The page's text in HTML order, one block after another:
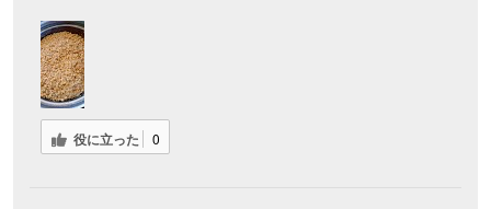
役に立った 0